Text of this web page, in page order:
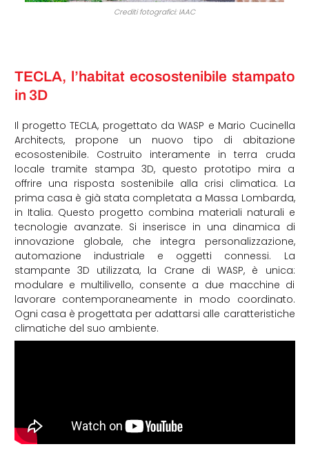
Crediti fotografici: IAAC
TECLA, l’habitat ecosostenibile stampato
in 3D
Il progetto TECLA, progettato da WASP e Mario Cucinella
Architects, propone un nuovo tipo di abitazione
ecosostenibile. Costruito interamente in terra cruda
locale tramite stampa 3D, questo prototipo mira a
offrire una risposta sostenibile alla crisi climatica. La
prima casa è già stata completata a Massa Lombarda,
in Italia. Questo progetto combina materiali naturali e
tecnologie avanzate. Si inserisce in una dinamica di
innovazione globale, che integra personalizzazione,
automazione industriale e oggetti connessi. La
stampante 3D utilizzata, la Crane di WASP, è unica:
modulare e multilivello, consente a due macchine di
lavorare contemporaneamente in modo coordinato.
Ogni casa è progettata per adattarsi alle caratteristiche
climatiche del suo ambiente.